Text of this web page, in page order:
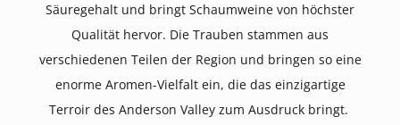
Säuregehalt und bringt Schaumweine von höchster
Qualität hervor. Die Trauben stammen aus
verschiedenen Teilen der Region und bringen so eine
enorme Aromen-Vielfalt ein, die das einzigartige
Terroir des Anderson Valley zum Ausdruck bringt.